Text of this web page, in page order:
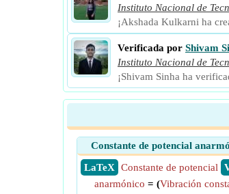
Instituto Nacional de
¡Akshada Kulkarni ha
Verificada por Shivam
Instituto Nacional de
¡Shivam Sinha ha
Constante de potencial
​ LaTeX
Constante de potencial
anarmónico = (Vibración